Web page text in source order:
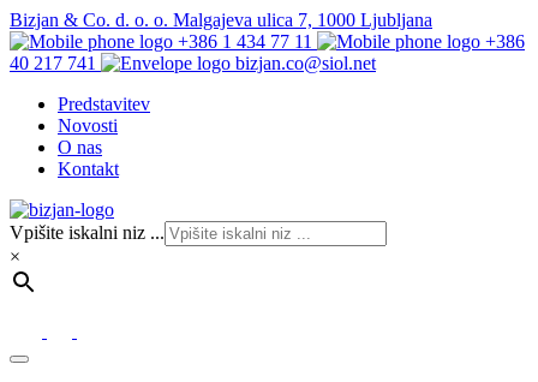
Bizjan & Co. d. o. o. Malgajeva ulica 7, 1000 Ljubljana
+386 1 434 77 11
+386
40 217 741
bizjan.co@siol.net
Predstavitev
Novosti
O nas
Kontakt
Vpišite iskalni niz ...
×